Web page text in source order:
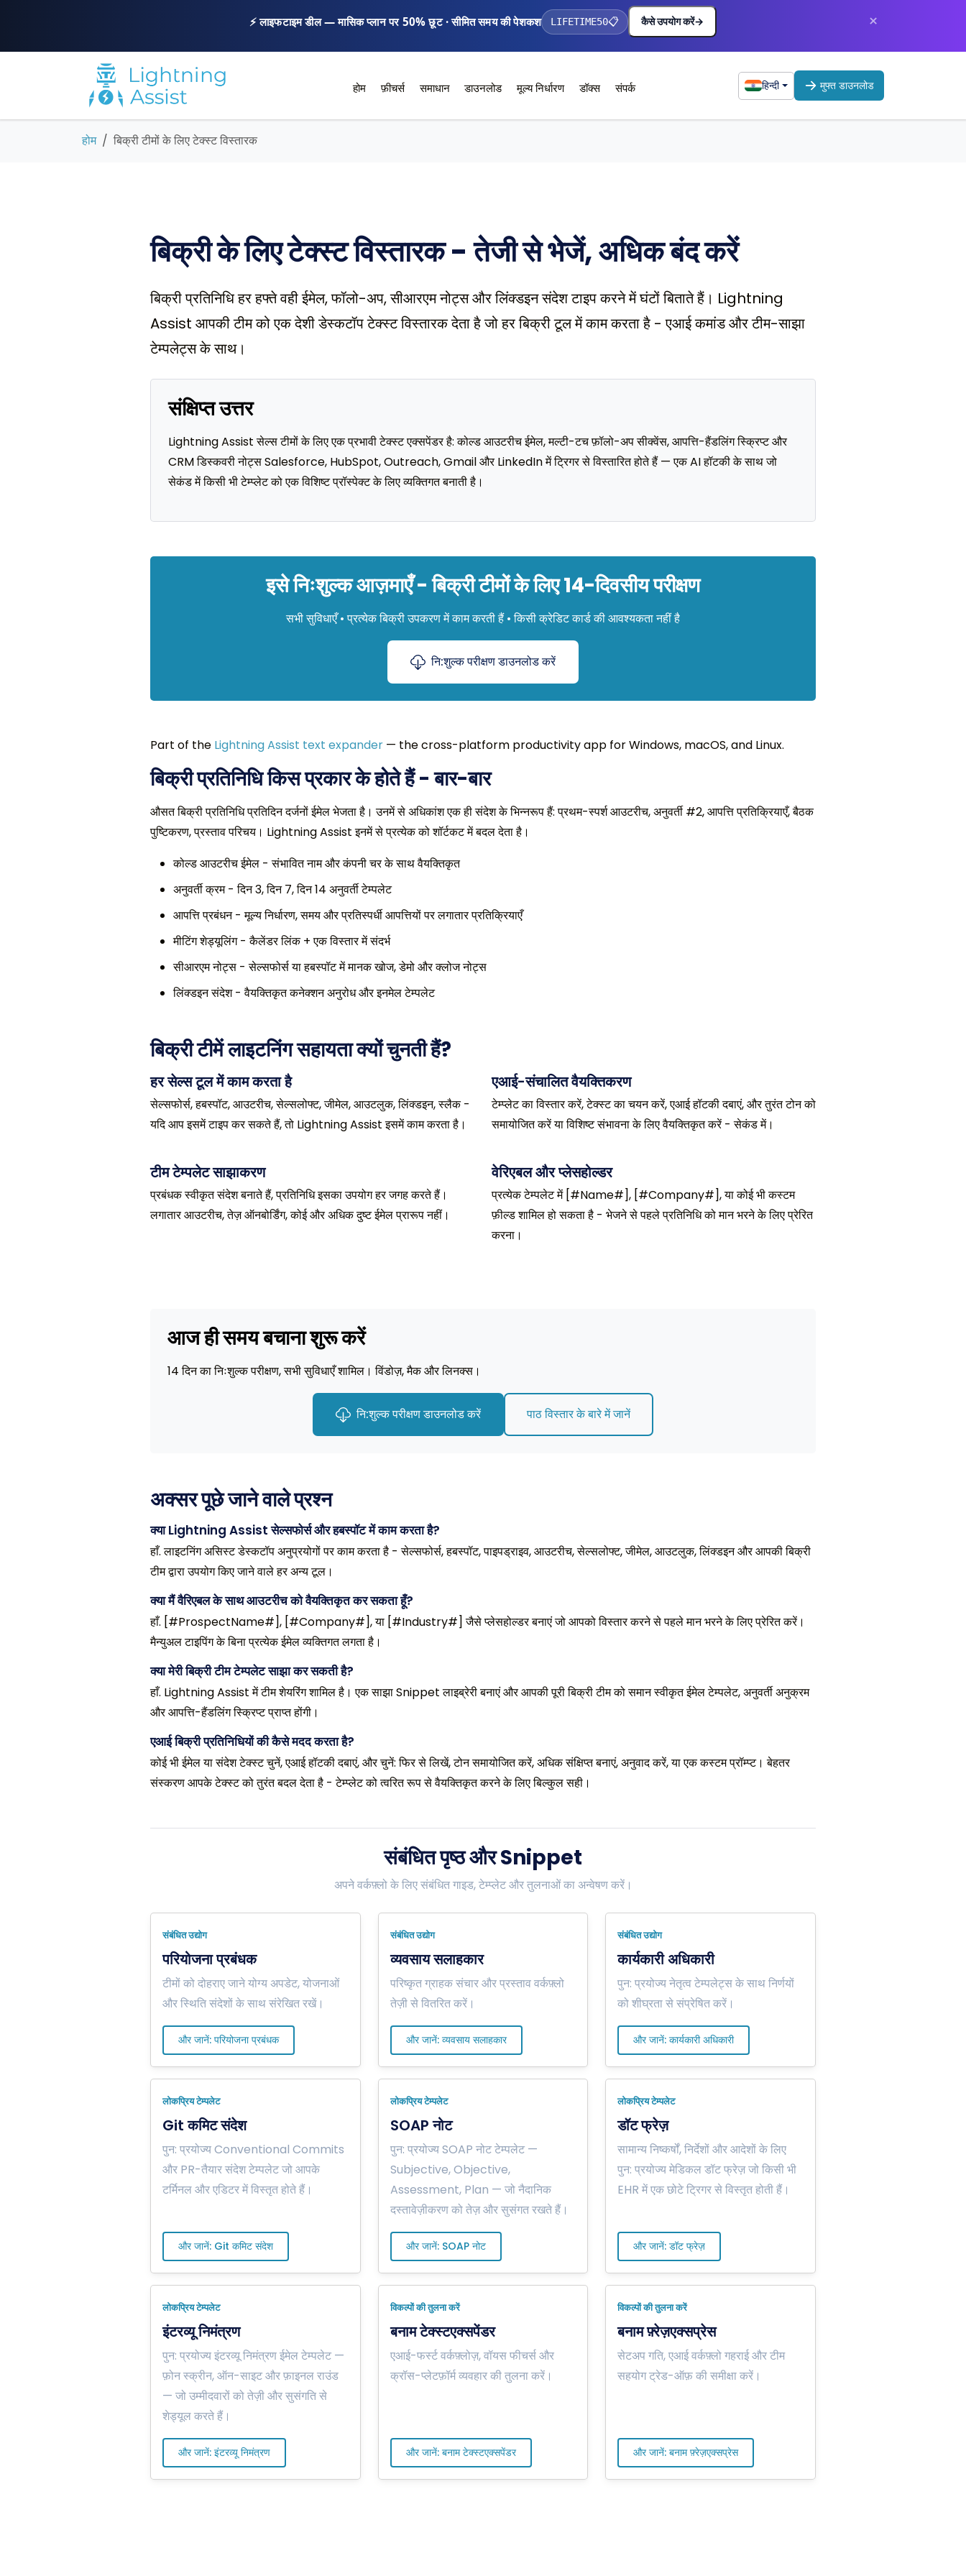
⚡ लाइफटाइम डील — मासिक प्लान पर 50% छूट · सीमित समय की पेशकश LIFETIME50📋 कैसे उपयोग करें→ ×
होम फ़ीचर्स समाधान डाउनलोड मूल्य निर्धारण डॉक्स संपर्क हिन्दी मुफ्त डाउनलोड
होम बिक्री टीमों के लिए टेक्स्ट विस्तारक
बिक्री के लिए टेक्स्ट विस्तारक - तेजी से भेजें, अधिक बंद करें
बिक्री प्रतिनिधि हर हफ्ते वही ईमेल, फॉलो-अप, सीआरएम नोट्स और लिंक्डइन संदेश टाइप करने में घंटों बिताते हैं। Lightning
Assist आपकी टीम को एक देशी डेस्कटॉप टेक्स्ट विस्तारक देता है जो हर बिक्री टूल में काम करता है - एआई कमांड और टीम-साझा
टेम्पलेट्स के साथ।
संक्षिप्त उत्तर
Lightning Assist सेल्स टीमों के लिए एक प्रभावी टेक्स्ट एक्सपेंडर है: कोल्ड आउटरीच ईमेल, मल्टी-टच फ़ॉलो-अप सीक्वेंस, आपत्ति-हैंडलिंग स्क्रिप्ट और
CRM डिस्कवरी नोट्स Salesforce, HubSpot, Outreach, Gmail और LinkedIn में ट्रिगर से विस्तारित होते हैं — एक AI हॉटकी के साथ जो
सेकंड में किसी भी टेम्प्लेट को एक विशिष्ट प्रॉस्पेक्ट के लिए व्यक्तिगत बनाती है।
इसे निःशुल्क आज़माएँ - बिक्री टीमों के लिए 14-दिवसीय परीक्षण
सभी सुविधाएँ • प्रत्येक बिक्री उपकरण में काम करती हैं • किसी क्रेडिट कार्ड की आवश्यकता नहीं है
नि:शुल्क परीक्षण डाउनलोड करें
Part of the Lightning Assist text expander — the cross-platform productivity app for Windows, macOS, and Linux.
बिक्री प्रतिनिधि किस प्रकार के होते हैं - बार-बार
औसत बिक्री प्रतिनिधि प्रतिदिन दर्जनों ईमेल भेजता है। उनमें से अधिकांश एक ही संदेश के भिन्नरूप हैं: प्रथम-स्पर्श आउटरीच, अनुवर्ती #2, आपत्ति प्रतिक्रियाएँ, बैठक
पुष्टिकरण, प्रस्ताव परिचय। Lightning Assist इनमें से प्रत्येक को शॉर्टकट में बदल देता है।
कोल्ड आउटरीच ईमेल - संभावित नाम और कंपनी चर के साथ वैयक्तिकृत
अनुवर्ती क्रम - दिन 3, दिन 7, दिन 14 अनुवर्ती टेम्पलेट
आपत्ति प्रबंधन - मूल्य निर्धारण, समय और प्रतिस्पर्धी आपत्तियों पर लगातार प्रतिक्रियाएँ
मीटिंग शेड्यूलिंग - कैलेंडर लिंक + एक विस्तार में संदर्भ
सीआरएम नोट्स - सेल्सफोर्स या हबस्पॉट में मानक खोज, डेमो और क्लोज नोट्स
लिंक्डइन संदेश - वैयक्तिकृत कनेक्शन अनुरोध और इनमेल टेम्पलेट
बिक्री टीमें लाइटनिंग सहायता क्यों चुनती हैं?
हर सेल्स टूल में काम करता है
सेल्सफोर्स, हबस्पॉट, आउटरीच, सेल्सलोफ्ट, जीमेल, आउटलुक, लिंक्डइन, स्लैक -
यदि आप इसमें टाइप कर सकते हैं, तो Lightning Assist इसमें काम करता है।
एआई-संचालित वैयक्तिकरण
टेम्प्लेट का विस्तार करें, टेक्स्ट का चयन करें, एआई हॉटकी दबाएं, और तुरंत टोन को
समायोजित करें या विशिष्ट संभावना के लिए वैयक्तिकृत करें - सेकंड में।
टीम टेम्पलेट साझाकरण
प्रबंधक स्वीकृत संदेश बनाते हैं, प्रतिनिधि इसका उपयोग हर जगह करते हैं।
लगातार आउटरीच, तेज़ ऑनबोर्डिंग, कोई और अधिक दुष्ट ईमेल प्रारूप नहीं।
वेरिएबल और प्लेसहोल्डर
प्रत्येक टेम्पलेट में [#Name#], [#Company#], या कोई भी कस्टम
फ़ील्ड शामिल हो सकता है - भेजने से पहले प्रतिनिधि को मान भरने के लिए प्रेरित
करना।
आज ही समय बचाना शुरू करें
14 दिन का निःशुल्क परीक्षण, सभी सुविधाएँ शामिल। विंडोज़, मैक और लिनक्स।
नि:शुल्क परीक्षण डाउनलोड करें पाठ विस्तार के बारे में जानें
अक्सर पूछे जाने वाले प्रश्न
क्या Lightning Assist सेल्सफोर्स और हबस्पॉट में काम करता है?
हाँ. लाइटनिंग असिस्ट डेस्कटॉप अनुप्रयोगों पर काम करता है - सेल्सफोर्स, हबस्पॉट, पाइपड्राइव, आउटरीच, सेल्सलोफ्ट, जीमेल, आउटलुक, लिंक्डइन और आपकी बिक्री
टीम द्वारा उपयोग किए जाने वाले हर अन्य टूल।
क्या मैं वैरिएबल के साथ आउटरीच को वैयक्तिकृत कर सकता हूँ?
हाँ. [#ProspectName#], [#Company#], या [#Industry#] जैसे प्लेसहोल्डर बनाएं जो आपको विस्तार करने से पहले मान भरने के लिए प्रेरित करें।
मैन्युअल टाइपिंग के बिना प्रत्येक ईमेल व्यक्तिगत लगता है।
क्या मेरी बिक्री टीम टेम्पलेट साझा कर सकती है?
हाँ. Lightning Assist में टीम शेयरिंग शामिल है। एक साझा Snippet लाइब्रेरी बनाएं और आपकी पूरी बिक्री टीम को समान स्वीकृत ईमेल टेम्पलेट, अनुवर्ती अनुक्रम
और आपत्ति-हैंडलिंग स्क्रिप्ट प्राप्त होंगी।
एआई बिक्री प्रतिनिधियों की कैसे मदद करता है?
कोई भी ईमेल या संदेश टेक्स्ट चुनें, एआई हॉटकी दबाएं, और चुनें: फिर से लिखें, टोन समायोजित करें, अधिक संक्षिप्त बनाएं, अनुवाद करें, या एक कस्टम प्रॉम्प्ट। बेहतर
संस्करण आपके टेक्स्ट को तुरंत बदल देता है - टेम्प्लेट को त्वरित रूप से वैयक्तिकृत करने के लिए बिल्कुल सही।
संबंधित पृष्ठ और Snippet
अपने वर्कफ़्लो के लिए संबंधित गाइड, टेम्प्लेट और तुलनाओं का अन्वेषण करें।
संबंधित उद्योग
परियोजना प्रबंधक
टीमों को दोहराए जाने योग्य अपडेट, योजनाओं
और स्थिति संदेशों के साथ संरेखित रखें।
और जानें: परियोजना प्रबंधक
संबंधित उद्योग
व्यवसाय सलाहकार
परिष्कृत ग्राहक संचार और प्रस्ताव वर्कफ़्लो
तेज़ी से वितरित करें।
और जानें: व्यवसाय सलाहकार
संबंधित उद्योग
कार्यकारी अधिकारी
पुन: प्रयोज्य नेतृत्व टेम्पलेट्स के साथ निर्णयों
को शीघ्रता से संप्रेषित करें।
और जानें: कार्यकारी अधिकारी
लोकप्रिय टेम्पलेट
Git कमिट संदेश
पुन: प्रयोज्य Conventional Commits
और PR-तैयार संदेश टेम्पलेट जो आपके
टर्मिनल और एडिटर में विस्तृत होते हैं।
और जानें: Git कमिट संदेश
लोकप्रिय टेम्पलेट
SOAP नोट
पुन: प्रयोज्य SOAP नोट टेम्पलेट —
Subjective, Objective,
Assessment, Plan — जो नैदानिक
दस्तावेज़ीकरण को तेज़ और सुसंगत रखते हैं।
और जानें: SOAP नोट
लोकप्रिय टेम्पलेट
डॉट फ्रेज़
सामान्य निष्कर्षों, निर्देशों और आदेशों के लिए
पुन: प्रयोज्य मेडिकल डॉट फ्रेज़ जो किसी भी
EHR में एक छोटे ट्रिगर से विस्तृत होती हैं।
और जानें: डॉट फ्रेज़
लोकप्रिय टेम्पलेट
इंटरव्यू निमंत्रण
पुन: प्रयोज्य इंटरव्यू निमंत्रण ईमेल टेम्पलेट —
फ़ोन स्क्रीन, ऑन-साइट और फ़ाइनल राउंड
— जो उम्मीदवारों को तेज़ी और सुसंगति से
शेड्यूल करते हैं।
और जानें: इंटरव्यू निमंत्रण
विकल्पों की तुलना करें
बनाम टेक्स्टएक्सपेंडर
एआई-फर्स्ट वर्कफ़्लोज़, वॉयस फीचर्स और
क्रॉस-प्लेटफ़ॉर्म व्यवहार की तुलना करें।
और जानें: बनाम टेक्स्टएक्सपेंडर
विकल्पों की तुलना करें
बनाम फ़्रेज़एक्सप्रेस
सेटअप गति, एआई वर्कफ़्लो गहराई और टीम
सहयोग ट्रेड-ऑफ़ की समीक्षा करें।
और जानें: बनाम फ़्रेज़एक्सप्रेस